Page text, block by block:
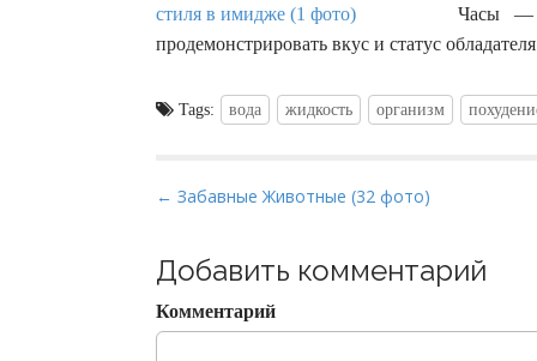
Часы —
продемонстрировать вкус и статус
Tags: вода жидкость организм
P
s
t
n
← Забавные Животные (32 фото)
Добавить комментарий
Комментарий